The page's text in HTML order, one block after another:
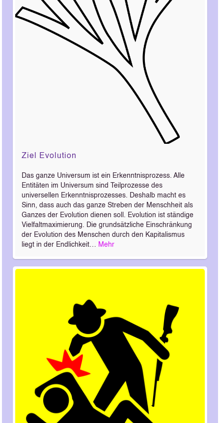
Ziel Evolution
Das ganze Universum ist ein Erkenntnisprozess. Alle
Entitäten im Universum sind Teilprozesse des
universellen Erkenntnisprozesses. Deshalb macht es
Sinn, dass auch das ganze Streben der Menschheit als
Ganzes der Evolution dienen soll. Evolution ist ständige
Vielfaltmaximierung. Die grundsätzliche Einschränkung
der Evolution des Menschen durch den Kapitalismus
liegt in der Endlichkeit… Mehr